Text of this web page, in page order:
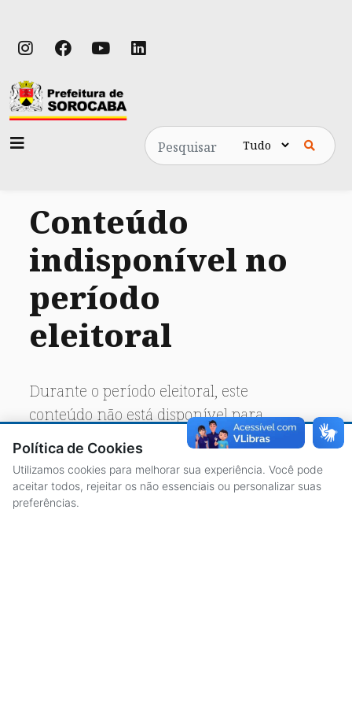
Pesquisa
Conteúdo
indisponível no
período
eleitoral
Durante o período eleitoral, este
conteúdo não está disponível para
acesso público.
Política de Cookies
Utilizamos cookies para melhorar sua experiência. Você pode
aceitar todos, rejeitar os não essenciais ou personalizar suas
preferências.